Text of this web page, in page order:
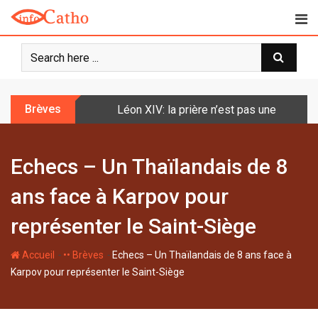
o
Brèves Léon XIV: la prière n’est pas une
Echecs – Un Thaïlandais de 8
ans face à Karpov pour
représenter le Saint-Siège
Accueil - •• Brèves - Echecs – Un Thaïlandais de 8 ans face à
Karpov pour représenter le Saint-Siège